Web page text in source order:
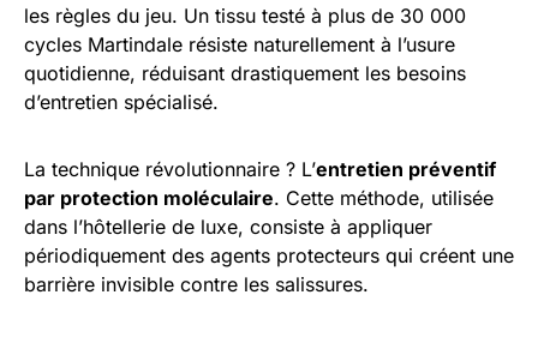
les règles du jeu. Un tissu testé à plus de 30 000
cycles Martindale résiste naturellement à l’usure
quotidienne, réduisant drastiquement les besoins
d’entretien spécialisé.
La technique révolutionnaire ? L’entretien préventif
par protection moléculaire. Cette méthode, utilisée
dans l’hôtellerie de luxe, consiste à appliquer
périodiquement des agents protecteurs qui créent une
barrière invisible contre les salissures.